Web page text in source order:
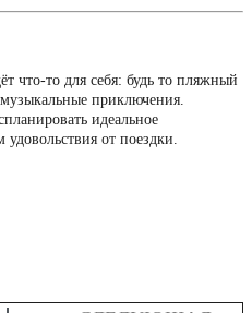
что-то для себя: будь то пляжный
приключения.
идеальное
от поездки.